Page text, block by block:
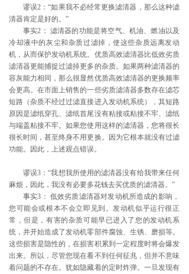
谬误2：“如果我不必经常更换滤清器，那么这种滤
清器肯定是好的。”
事实2： 滤清器的功能是将空气、机油、燃油以及
冷却液中的灰尘和杂质过滤掉，使这些杂质远离发动
机，从而保护发动机系统。优质高效滤清器比低效劣质
滤清器更能捕捉过滤掉更多的杂质。如果两种滤清器的
容灰能力相同，那么很显然优质高效滤清器的更换频率
会更高。在市面上销售的一些劣质滤清器多数存在滤芯
短路（杂质不经过过滤直接进入发动机系统），其短路
原因是滤纸穿孔、滤纸首尾没有粘接或粘接不牢、滤纸
与端盖粘接不牢。如果您使用这样的滤清器，您将很长
很长时间，甚至终身不用更换。因为它根本就没有过滤
功能。因此，上述观点错误。
谬误3：“我想我所使用的滤清器没有给我带来任何
麻烦，因此，我没有必要多花钱去买优质的滤清器。”
事实3： 低效劣质滤清器对发动机所造成的影响，
您可能会或根本不会立即见到。发动机似乎运行很正
常，但是，有害的杂质可能早已进入了您的发动机系
统，并开始造成了发动机零部件腐蚀、生锈、磨损等。
这些损害是隐性的，在损害积累到一定程度时将会爆发
出来。所以，尽管您现在看不到任何征兆，但并不意味
着问题的不存在。犹如隐藏着的定时炸弹。一旦发现有